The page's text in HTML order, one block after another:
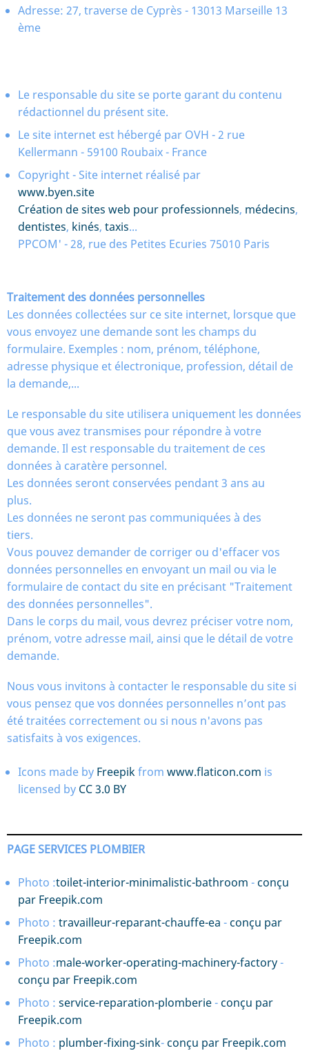
Adresse: 27, traverse de Cyprès - 13013 Marseille 13
ème
Le responsable du site se porte garant du contenu
rédactionnel du présent site.
Le site internet est hébergé par OVH - 2 rue
Kellermann - 59100 Roubaix - France
Copyright - Site internet réalisé par
www.byen.site
Création de sites web pour professionnels, médecins,
dentistes, kinés, taxis...
PPCOM' - 28, rue des Petites Ecuries 75010 Paris
Traitement des données personnelles
Les données collectées sur ce site internet, lorsque que
vous envoyez une demande sont les champs du
formulaire. Exemples : nom, prénom, téléphone,
adresse physique et électronique, profession, détail de
la demande,...
Le responsable du site utilisera uniquement les données
que vous avez transmises pour répondre à votre
demande. Il est responsable du traitement de ces
données à caratère personnel.
Les données seront conservées pendant 3 ans au
plus.
Les données ne seront pas communiquées à des
tiers.
Vous pouvez demander de corriger ou d'effacer vos
données personnelles en envoyant un mail ou via le
formulaire de contact du site en précisant "Traitement
des données personnelles".
Dans le corps du mail, vous devrez préciser votre nom,
prénom, votre adresse mail, ainsi que le détail de votre
demande.
Nous vous invitons à contacter le responsable du site si
vous pensez que vos données personnelles n’ont pas
été traitées correctement ou si nous n'avons pas
satisfaits à vos exigences.
Icons made by Freepikfrom www.flaticon.com is
licensed by CC 3.0 BY
PAGE SERVICES PLOMBIER
Photo :toilet-interior-minimalistic-bathroom -conçu
par Freepik.com
Photo : travailleur-reparant-chauffe-ea -conçu par
Freepik.com
Photo :male-worker-operating-machinery-factory-
conçu par Freepik.com
Photo : service-reparation-plomberie-conçu par
Freepik.com
Photo : plumber-fixing-sink-conçu par Freepik.com